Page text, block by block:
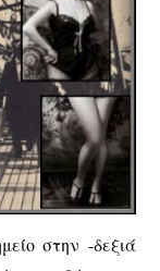
στην -δεξιά